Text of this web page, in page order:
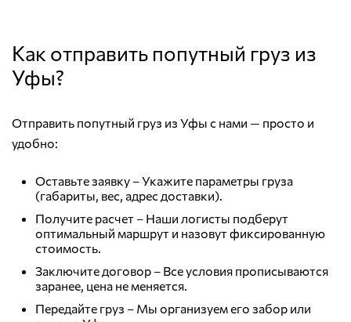
Как отправить попутный груз из
Уфы?
Отправить попутный груз из Уфы с нами — просто и
удобно:
Оставьте заявку – Укажите параметры груза
(габариты, вес, адрес доставки).
Получите расчет – Наши логисты подберут
оптимальный маршрут и назовут фиксированную
стоимость.
Заключите договор – Все условия прописываются
заранее, цена не меняется.
Передайте груз – Мы организуем его забор или